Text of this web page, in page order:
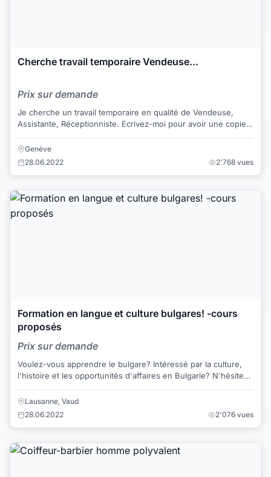
Cherche travail temporaire Vendeuse...
Prix sur demande
Je cherche un travail temporaire en qualité de Vendeuse,
Assistante, Réceptionniste. Ecrivez-moi pour avoir une copie
Genève
28.06.2022
2'768 vues
Formation en langue et culture bulgares! -cours
proposés
Prix sur demande
Voulez-vous apprendre le bulgare? Intéressé par la culture,
l'histoire et les opportunités d'affaires en Bulgarie? N'hésitez
Lausanne, Vaud
28.06.2022
2'076 vues